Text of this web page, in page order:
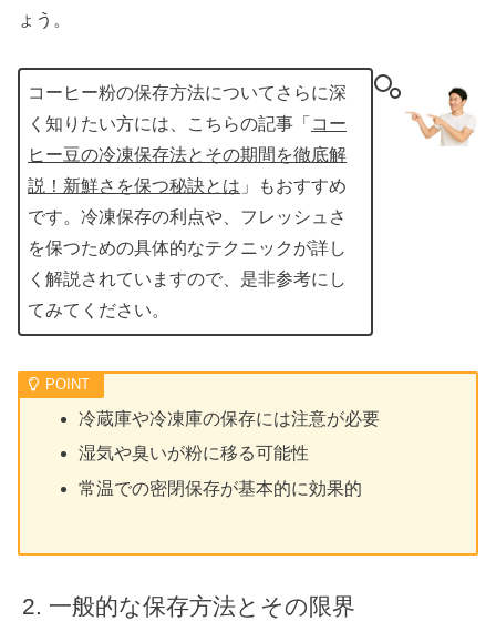
ょう。
コーヒー粉の保存方法についてさらに深
く知りたい方には、こちらの記事「 コー
ヒー豆の冷凍保存法とその期間を徹底解
説！新鮮さを保つ秘訣とは 」もおすすめ
です。冷凍保存の利点や、フレッシュさ
を保つための具体的なテクニックが詳し
く解説されていますので、是非参考にし
てみてください。
冷蔵庫や冷凍庫の保存には注意が必要
湿気や臭いが粉に移る可能性
常温での密閉保存が基本的に効果的
一般的な保存方法とその限界